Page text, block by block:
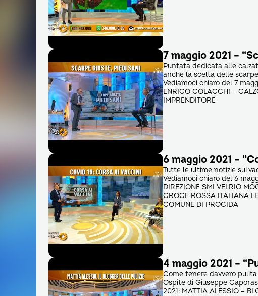
7 maggio 2021 –
Puntata dedicata alle
anche la scelta delle
Vediamoci chiaro del 7
ENRICO COLACCHI –
IMPRENDITORE
6 maggio 2021 –
Tutte le ultime notizie sui
Vediamoci chiaro del 6
DIREZIONE SMI VELRIO
CROCE ROSSA ITALIANA
COMUNE DI PROCIDA
4 maggio 2021 –
Come tenere davvero
Ospite di Giuseppe
2021: MATTIA ALESSIO –